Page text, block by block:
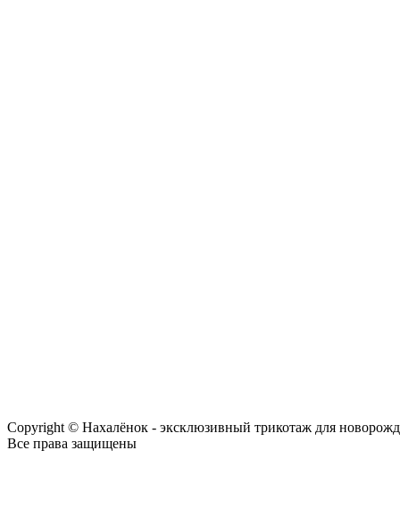
Copyright © Нахалёнок - эксклюзивный трикотаж для
Все права защищены